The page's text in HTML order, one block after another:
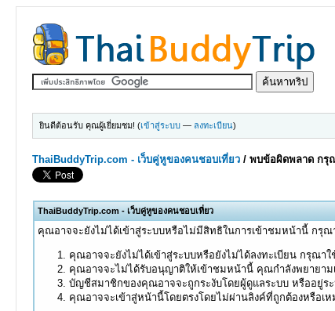
ยินดีต้อนรับ คุณผู้เยี่ยมชม! (เข้าสู่ระบบ — ลงทะเบียน)
ThaiBuddyTrip.com - เว็บคู่หูของคนชอบเที่ยว /พบข้อผิดพลาด กรุ
ThaiBuddyTrip.com - เว็บคู่หูของคนชอบเที่ยว
คุณอาจจะยังไม่ได้เข้าสู่ระบบหรือไม่มีสิทธิในการเข้าชมหน้านี้ กรุณ
คุณอาจจะยังไม่ได้เข้าสู่ระบบหรือยังไม่ได้ลงทะเบียน กรุณา
คุณอาจจะไม่ได้รับอนุญาติให้เข้าชมหน้านี้ คุณกำลังพยายา
บัญชีสมาชิกของคุณอาจจะถูกระงับโดยผู้ดูแลระบบ หรืออยู่ร
คุณอาจจะเข้าสู่หน้านี้โดยตรงโดยไม่ผ่านลิงค์ที่ถูกต้องหรือเห